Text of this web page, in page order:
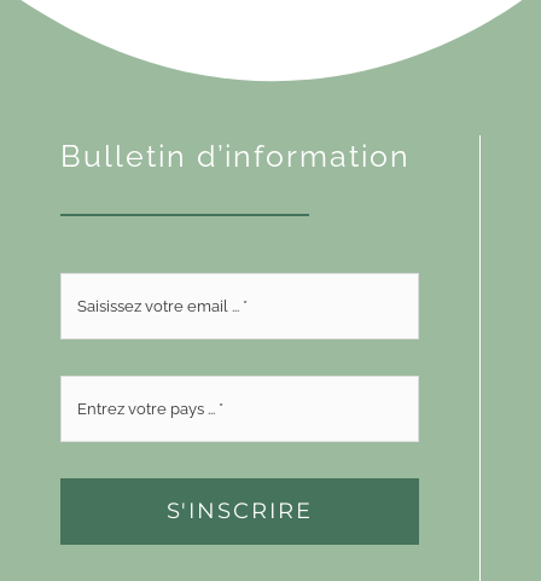
Bulletin d’information
S'INSCRIRE